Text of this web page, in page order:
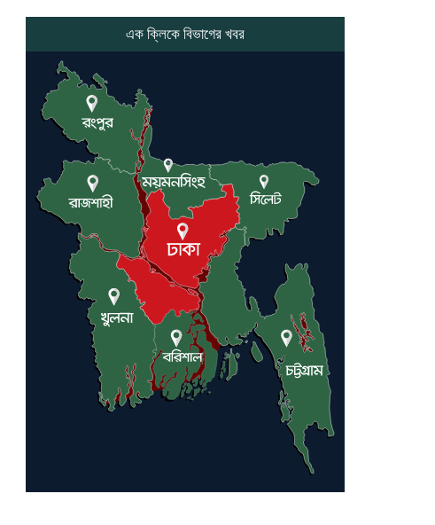
প্রণালি সবার জন্য উন্মুক্ত: আরাকচি
ট্রাম্প
ইরানে কঠোর হামলা অব্যাহত রাখতে
ট্রাম্পকে আহ্বান সৌদি আরবের
ইরাকসহ মধ্যপ্রাচ্যে ২৪ হামলা চালাল
ইরানপন্থি গোষ্ঠী
হরমুজ প্রণালী সুরক্ষায় মিত্ররা সাহায্য
না করলে ন্যাটোর ভবিষ্যৎ খারাপ হবে: ট্রাম্প
এক ক্লিকে বিভাগের খবর